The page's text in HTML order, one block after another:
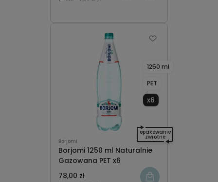
Borjomi
Borjomi 1250 ml Naturalnie
Gazowana PET x6
1250 ml
PET
x6
78,00 zł
opakowanie
zwrotne